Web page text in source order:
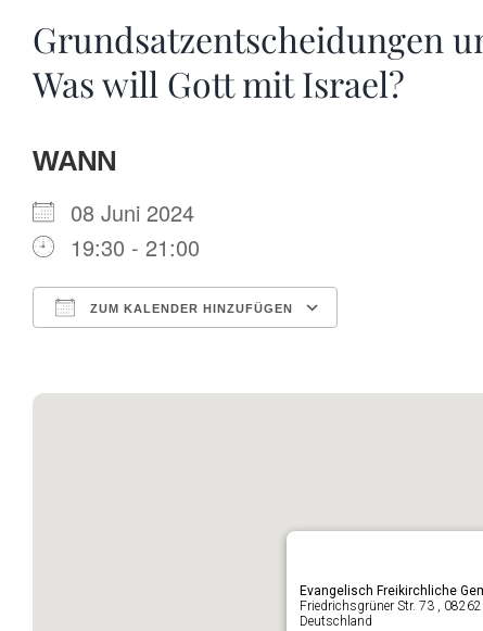
Grundsatzentscheidungen
Was will Gott mit Israel?
WANN
08 Juni 2024
19:30 - 21:00
ZUM KALENDER HINZUFÜGEN
Evangelisch Freikirchliche
Friedrichsgrüner Str. 73 ,
Deutschland